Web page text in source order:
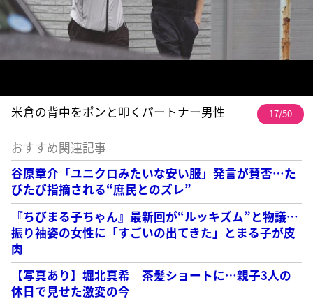
米倉の背中をポンと叩くパートナー男性 17/50
おすすめ関連記事
谷原章介「ユニクロみたいな安い服」発言が賛否…た
びたび指摘される“庶民とのズレ”
『ちびまる子ちゃん』最新回が“ルッキズム”と物議…
振り袖姿の女性に「すごいの出てきた」とまる子が皮
肉
【写真あり】堀北真希 茶髪ショートに…親子3人の
休日で見せた激変の今